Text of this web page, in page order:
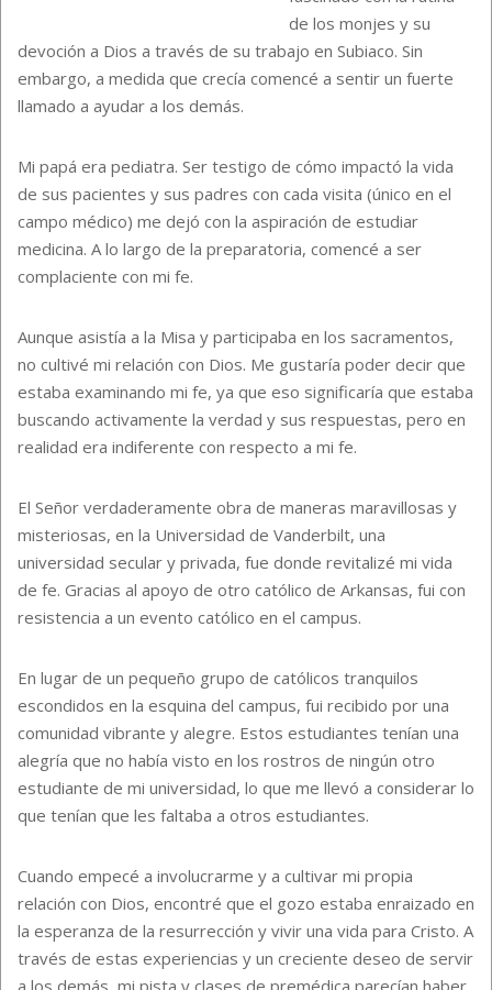
de los monjes y su
devoción a Dios a través de su trabajo en Subiaco. Sin
embargo, a medida que crecía comencé a sentir un fuerte
llamado a ayudar a los demás.
Mi papá era pediatra. Ser testigo de cómo impactó la vida
de sus pacientes y sus padres con cada visita (único en el
campo médico) me dejó con la aspiración de estudiar
medicina. A lo largo de la preparatoria, comencé a ser
complaciente con mi fe.
Aunque asistía a la Misa y participaba en los sacramentos,
no cultivé mi relación con Dios. Me gustaría poder decir que
estaba examinando mi fe, ya que eso significaría que estaba
buscando activamente la verdad y sus respuestas, pero en
realidad era indiferente con respecto a mi fe.
El Señor verdaderamente obra de maneras maravillosas y
misteriosas, en la Universidad de Vanderbilt, una
universidad secular y privada, fue donde revitalizé mi vida
de fe. Gracias al apoyo de otro católico de Arkansas, fui con
resistencia a un evento católico en el campus.
En lugar de un pequeño grupo de católicos tranquilos
escondidos en la esquina del campus, fui recibido por una
comunidad vibrante y alegre. Estos estudiantes tenían una
alegría que no había visto en los rostros de ningún otro
estudiante de mi universidad, lo que me llevó a considerar lo
que tenían que les faltaba a otros estudiantes.
Cuando empecé a involucrarme y a cultivar mi propia
relación con Dios, encontré que el gozo estaba enraizado en
la esperanza de la resurrección y vivir una vida para Cristo. A
través de estas experiencias y un creciente deseo de servir
a los demás, mi pista y clases de premédica parecían haber